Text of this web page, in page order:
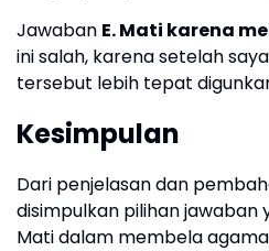
Jawaban E. Mati karena
ini salah, karena setelah
tersebut lebih tepat
Kesimpulan
Dari penjelasan dan
disimpulkan pilihan jawaban
Mati dalam membela